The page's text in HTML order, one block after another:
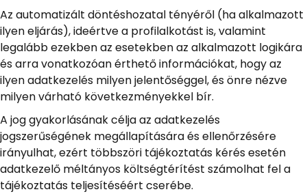
Az automatizált döntéshozatal tényéről (ha alkalmazott
ilyen eljárás), ideértve a profilalkotást is, valamint
legalább ezekben az esetekben az alkalmazott logikára
és arra vonatkozóan érthető információkat, hogy az
ilyen adatkezelés milyen jelentőséggel, és önre nézve
milyen várható következményekkel bír.
A jog gyakorlásának célja az adatkezelés
jogszerűségének megállapítására és ellenőrzésére
irányulhat, ezért többszöri tájékoztatás kérés esetén
adatkezelő méltányos költségtérítést számolhat fel a
tájékoztatás teljesítéséért cserébe.